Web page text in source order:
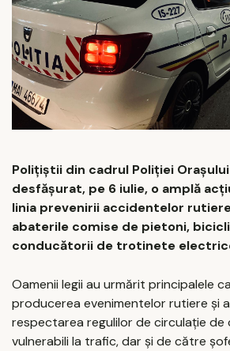
Polițiștii din cadrul Poliției
desfășurat, pe 6 iulie, o amplă
linia prevenirii accidentelor
abaterile comise de pietoni,
conducătorii de trotinete
Oamenii legii au urmărit principalele
producerea evenimentelor rutiere și
respectarea regulilor de circulație
vulnerabili la trafic, dar și de către